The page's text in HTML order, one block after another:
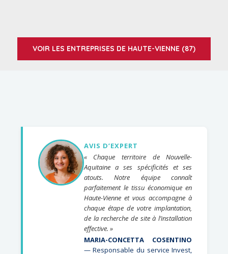
VOIR LES ENTREPRISES DE HAUTE-VIENNE (87)
AVIS D’EXPERT
« Chaque territoire de Nouvelle-
Aquitaine a ses spécificités et ses
atouts. Notre équipe connaît
parfaitement le tissu économique en
Haute-Vienne et vous accompagne à
chaque étape de votre implantation,
de la recherche de site à l’installation
effective. »
MARIA-CONCETTA COSENTINO
— Responsable du service Invest,